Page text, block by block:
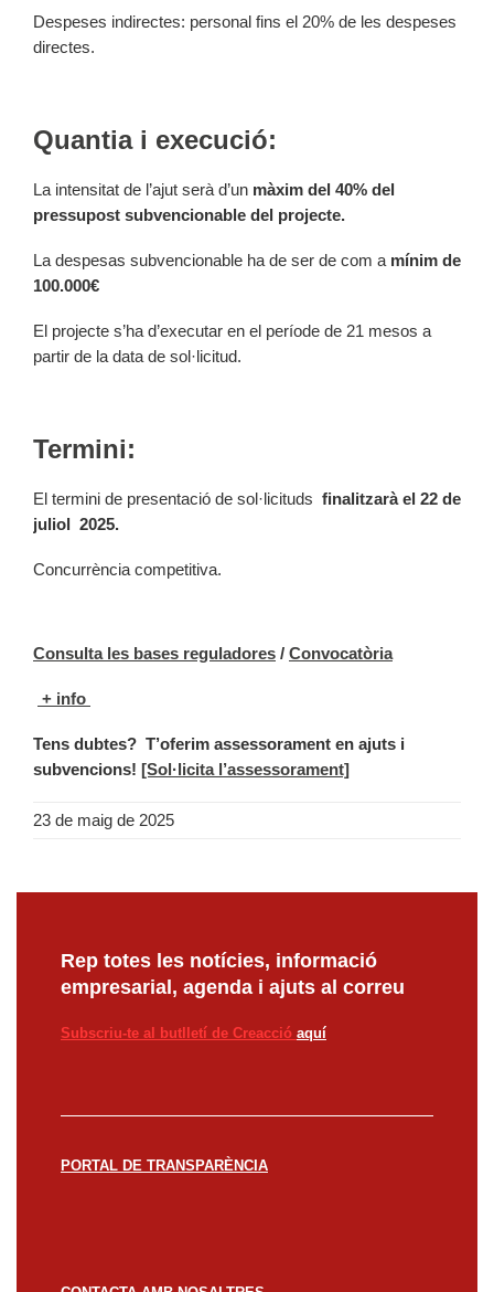
Despeses indirectes: personal fins el 20% de les despeses
directes.
Quantia i execució:
La intensitat de l’ajut serà d’un màxim del 40% del
pressupost subvencionable del projecte.
La despesas subvencionable ha de ser de com a mínim de
100.000€
El projecte s’ha d’executar en el període de 21 mesos a
partir de la data de sol·licitud.
Termini:
El termini de presentació de sol·licituds finalitzarà el 22 de
juliol 2025.
Concurrència competitiva.
Consulta les bases reguladores / Convocatòria
+ info
Tens dubtes? T’oferim assessorament en ajuts i
subvencions! [Sol·licita l’assessorament]
23 de maig de 2025
Rep totes les notícies, informació
empresarial, agenda i ajuts al correu
Subscriu-te al butlletí de Creacció aquí
PORTAL DE TRANSPARÈNCIA